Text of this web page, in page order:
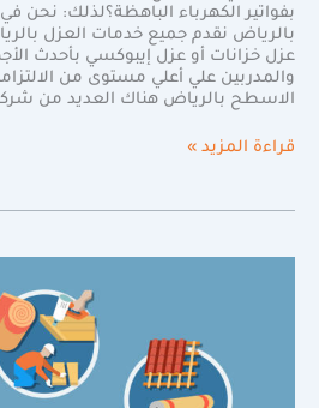
بفواتير الكهرباء الباهظة؟لذلك:
بالرياض نقدم جميع خدمات العزل
عزل خزانات أو عزل إيبوكسي بأحدث
والمدربين علي أعلي مستوى من
الاسطح بالرياض هناك العديد من
قراءة المزيد »